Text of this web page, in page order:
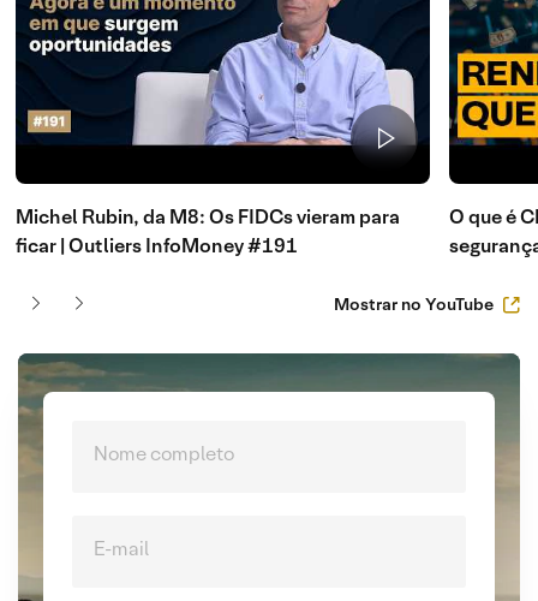
Michel Rubin, da M8: Os FIDCs vieram para
ficar | Outliers InfoMoney #191
O que é
Mostrar no YouTube
Nome completo
E-mail